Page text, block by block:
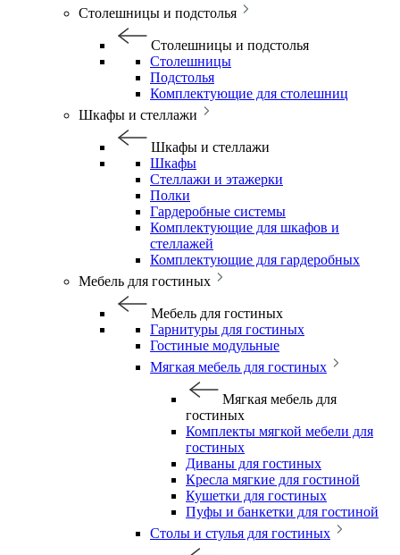
Столешницы и подстолья
Столешницы и подстолья
Столешницы
Подстолья
Комплектующие для столешниц
Шкафы и стеллажи
Шкафы и стеллажи
Шкафы
Стеллажи и этажерки
Полки
Гардеробные системы
Комплектующие для шкафов и
стеллажей
Комплектующие для гардеробных
Мебель для гостиных
Мебель для гостиных
Гарнитуры для гостиных
Гостиные модульные
Мягкая мебель для гостиных
Мягкая мебель для
гостиных
Комплекты мягкой мебели для
гостиных
Диваны для гостиных
Кресла мягкие для гостиной
Кушетки для гостиных
Пуфы и банкетки для гостиной
Столы и стулья для гостиных